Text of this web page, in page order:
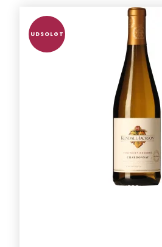
UDSOLGT